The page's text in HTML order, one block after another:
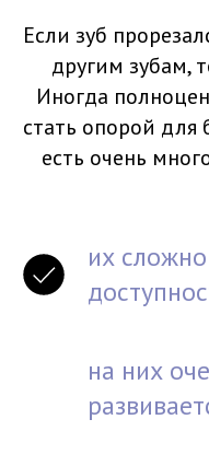
Если зуб
другим зубам,
Иногда
стать опорой для
есть очень
их
на них